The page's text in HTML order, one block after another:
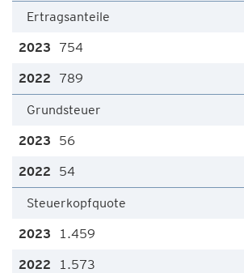
Ertragsanteile
754
789
Grundsteuer
56
54
Steuerkopfquote
1.459
1.573